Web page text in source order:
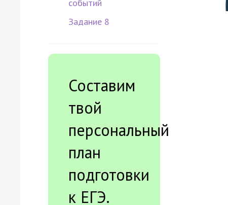
событий
Задание 8
Составим
твой
персональный
план
подготовки
к ЕГЭ.